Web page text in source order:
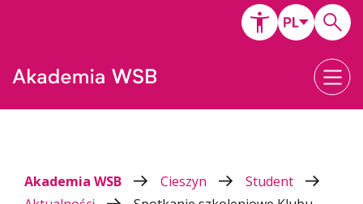
Akademia WSB Cieszyn
Student